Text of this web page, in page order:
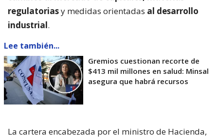
regulatoriasy medidas orientadas al desarrollo
industrial.
Lee también...
Gremios cuestionan recorte de
$413 mil millones en salud: Minsal
asegura que habrá recursos
La cartera encabezada por el ministro de Hacienda,